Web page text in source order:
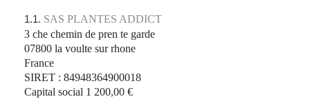
1.1. SAS PLANTES ADDICT
3 che chemin de pren te garde
07800 la voulte sur rhone
France
SIRET : 84948364900018
Capital social 1 200,00 €